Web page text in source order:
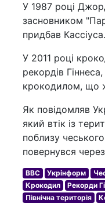
У 1987 році
засновником
придбав Кассіуса.
У 2011 році
рекордів
крокодилом, що
Як повідомляв
який втік із
поблизу
повернувся
BBC Укрінформ
Крокодил
Рекорди
Північна територія